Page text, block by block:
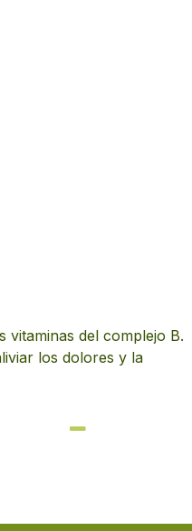
del complejo B.
los dolores y la